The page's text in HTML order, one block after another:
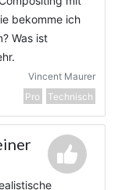
bekomme ich
Was ist
Vincent Maurer
Pro
Technisch